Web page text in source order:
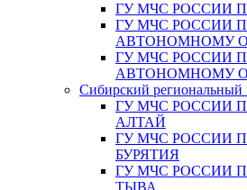
ГУ МЧС РОССИИ
ГУ МЧС РОССИИ
АВТОНОМНОМУ
ГУ МЧС РОССИИ
АВТОНОМНОМУ
Сибирский региональный
ГУ МЧС РОССИИ
АЛТАЙ
ГУ МЧС РОССИИ
БУРЯТИЯ
ГУ МЧС РОССИИ
ТЫВА